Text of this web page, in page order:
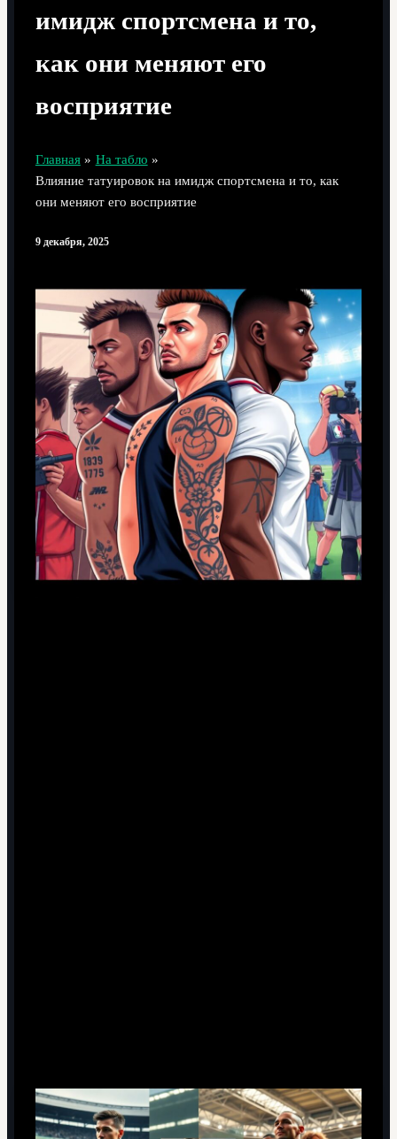
имидж спортсмена и то,
как они меняют его
восприятие
Главная
На табло
Влияние татуировок на имидж спортсмена и то, как
они меняют его восприятие
9 декабря, 2025